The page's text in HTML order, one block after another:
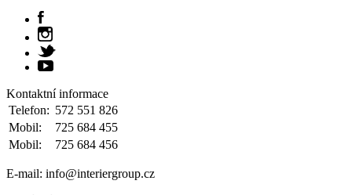
Kontaktní informace
Telefon: 572 551 826
Mobil:
725 684 455
Mobil:
725 684 456
E-mail: info@interiergroup.cz